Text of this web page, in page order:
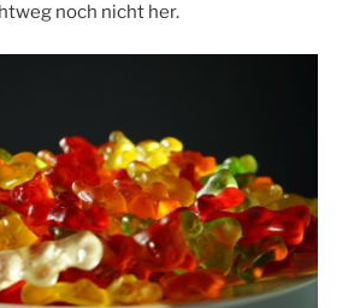
noch nicht her.